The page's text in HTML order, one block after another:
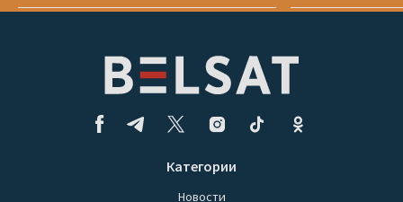
Категории
Новости